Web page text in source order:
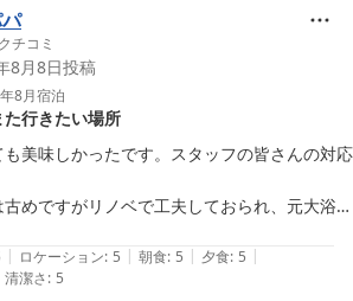
した風呂とか？
を期待しましたが、湯面と海・空がシーム
ンフィニティとなっておらず、少々、残念で
判断は難しいですが・・・。
け、お湯がオーバーフローする様にし、
ますが、中途半端な設計となっています。
遮る物、窓、柱、壁などがあり、経年変
無理があります。
でのリフレッシュを期待して訪れる人が
チコミ
8月8日投稿
8月宿泊
行きたい場所
美味しかったです。スタッフの皆さんの対応
めですがリノベで工夫しておられ、元大浴場
ち着けました。
綺麗でとても満足でき、また行きたいと思い
| ロケーション: 5 | 朝食: 5 | 夕食: 5 |
清潔さ: 5